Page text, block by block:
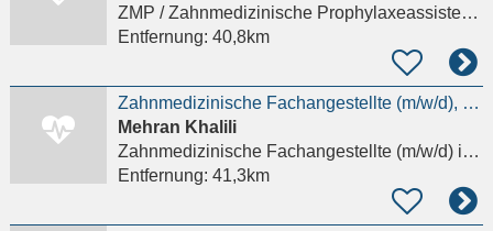
ZMP / Zahnmedizinische Prophylaxeassistenz (m/w/d)
Entfernung: 40,8km
Zahnmedizinische Fachangestellte (m/w/d), ZMP, Auszubildende/-er ZMF
Mehran Khalili
Zahnmedizinische Fachangestellte (m/w/d)in Hattersheim am Main
Entfernung: 41,3km